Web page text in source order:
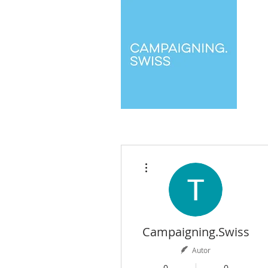
Campaigning.Swiss
Autor